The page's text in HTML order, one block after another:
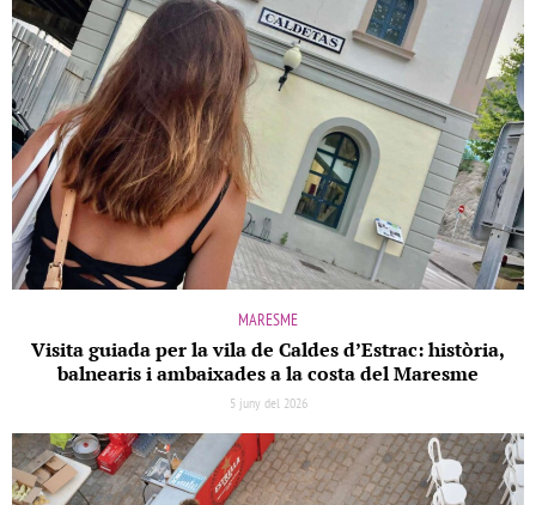
MARESME
Visita guiada per la vila de Caldes d’Estrac: història,
balnearis i ambaixades a la costa del Maresme
5 juny del 2026